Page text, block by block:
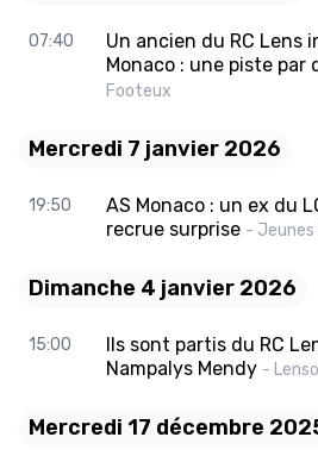
07:40
Un ancien du RC Lens
Monaco : une piste par
Footeux
Mercredi 7 janvier 2026
19:50
AS Monaco : un ex du
recrue surprise -
Dimanche 4 janvier 2026
15:00
Ils sont partis du RC
Nampalys Mendy -
Mercredi 17 décembre